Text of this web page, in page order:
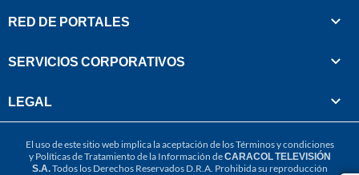
RED DE PORTALES
SERVICIOS CORPORATIVOS
LEGAL
El uso de este sitio web implica la aceptación de losTérminos y condiciones
y Políticas de Tratamiento de la Información deCARACOL TELEVISIÓN
S.A.Todos los Derechos Reservados D.R.A. Prohibida su reproducción